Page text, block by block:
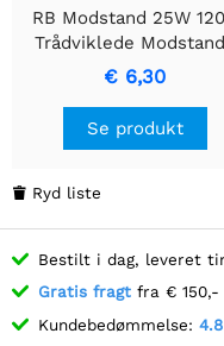
RB Modstand 25W
Trådviklede
€ 6,30
Se produkt
 Ryd liste
Bestilt i dag, leveret
Gratis fragt fra € 150,-
Kundebedømmelse: 4.8